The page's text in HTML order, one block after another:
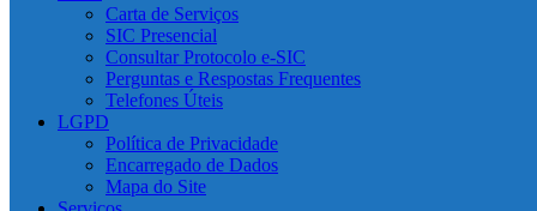
Carta de Serviços
SIC Presencial
Consultar Protocolo e-SIC
Perguntas e Respostas Frequentes
Telefones Úteis
LGPD
Política de Privacidade
Encarregado de Dados
Mapa do Site